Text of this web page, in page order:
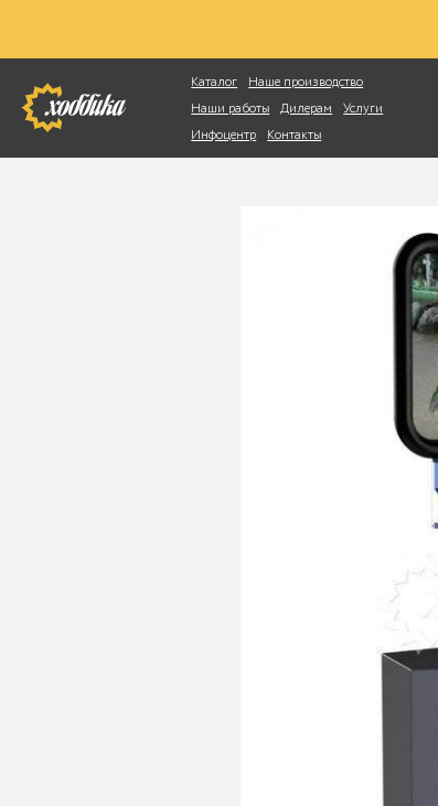
Каталог
Наше производство
Наши работы
Дилерам
Услуги
Инфоцентр
Контакты
Фотопоиск